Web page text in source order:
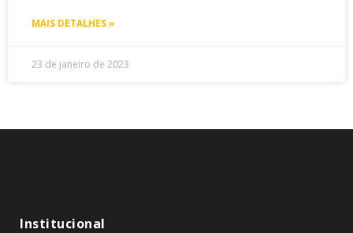
MAIS DETALHES »
23 de janeiro de 2023
Institucional